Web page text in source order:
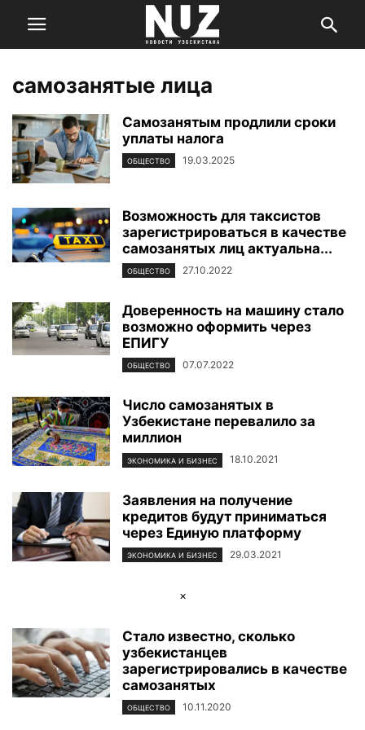
самозанятые лица
Самозанятым продлили сроки
уплаты налога
ОБЩЕСТВО 19.03.2025
Возможность для таксистов
зарегистрироваться в качестве
самозанятых лиц актуальна...
ОБЩЕСТВО 27.10.2022
Доверенность на машину стало
возможно оформить через
ЕПИГУ
ОБЩЕСТВО 07.07.2022
Число самозанятых в
Узбекистане перевалило за
миллион
ЭКОНОМИКА И БИЗНЕС 18.10.2021
Заявления на получение
кредитов будут приниматься
через Единую платформу
ЭКОНОМИКА И БИЗНЕС 29.03.2021
×
Стало известно, сколько
узбекистанцев
зарегистрировались в качестве
самозанятых
ОБЩЕСТВО 10.11.2020